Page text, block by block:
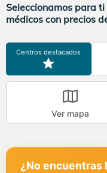
Seleccionamos para
médicos con precios
Centros destacados
Ver mapa
¿No encuentras